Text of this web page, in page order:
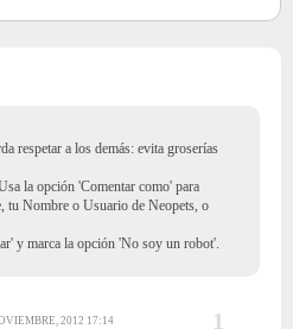
respetar a los demás: evita groserías
la opción 'Comentar como' para
tu Nombre o Usuario de Neopets, o
y marca la opción 'No soy un robot'.
2012 17:14